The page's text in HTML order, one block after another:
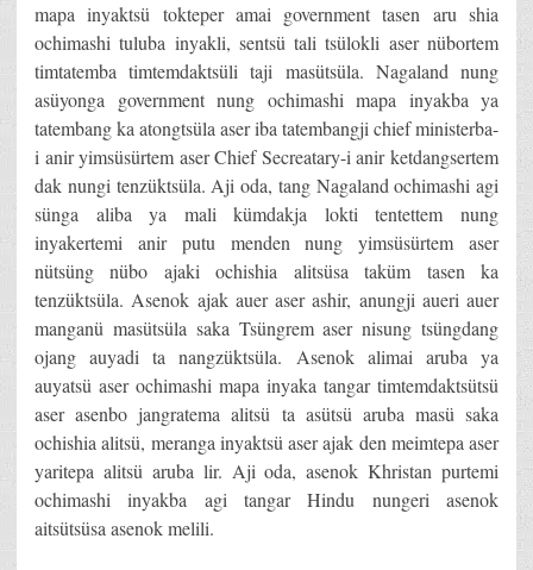
mapa inyaktsü tokteper amai government tasen aru shia
ochimashi tuluba inyakli, sentsü tali tsülokli aser nübortem
timtatemba timtemdaktsüli taji masütsüla. Nagaland nung
asüyonga government nung ochimashi mapa inyakba ya
tatembang ka atongtsüla aser iba tatembangji chief ministerba-
i anir yimsüsürtem aser Chief Secreatary-i anir ketdangsertem
dak nungi tenzüktsüla. Aji oda, tang Nagaland ochimashi agi
sünga aliba ya mali kümdakja lokti tentettem nung
inyakertemi anir putu menden nung yimsüsürtem aser
nütsüng nübo ajaki ochishia alitsüsa taküm tasen ka
tenzüktsüla. Asenok ajak auer aser ashir, anungji aueri auer
manganü masütsüla saka Tsüngrem aser nisung tsüngdang
ojang auyadi ta nangzüktsüla. Asenok alimai aruba ya
auyatsü aser ochimashi mapa inyaka tangar timtemdaktsütsü
aser asenbo jangratema alitsü ta asütsü aruba masü saka
ochishia alitsü, meranga inyaktsü aser ajak den meimtepa aser
yaritepa alitsü aruba lir. Aji oda, asenok Khristan purtemi
ochimashi inyakba agi tangar Hindu nungeri asenok
aitsütsüsa asenok melili.